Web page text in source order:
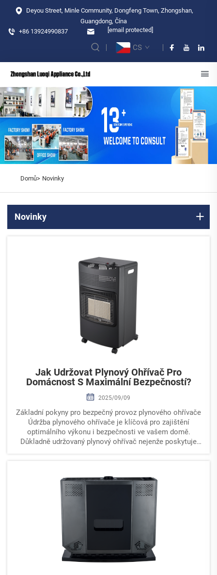
Deyou Street, Minle Community, Dongfeng Town, Zhongshan,
Guangdong, Čína
+86 13924990837
[email protected]
CS
Domů> Novinky
Novinky
Jak Udržovat Plynový Ohřívač Pro
Domácnost S Maximální Bezpečností?
2025/09/09
Základní pokyny pro bezpečný provoz plynového ohřívače
Údržba plynového ohřívače je klíčová pro zajištění
optimálního výkonu i bezpečnosti ve vašem domě.
Důkladně udržovaný plynový ohřívač nejenže poskytuje